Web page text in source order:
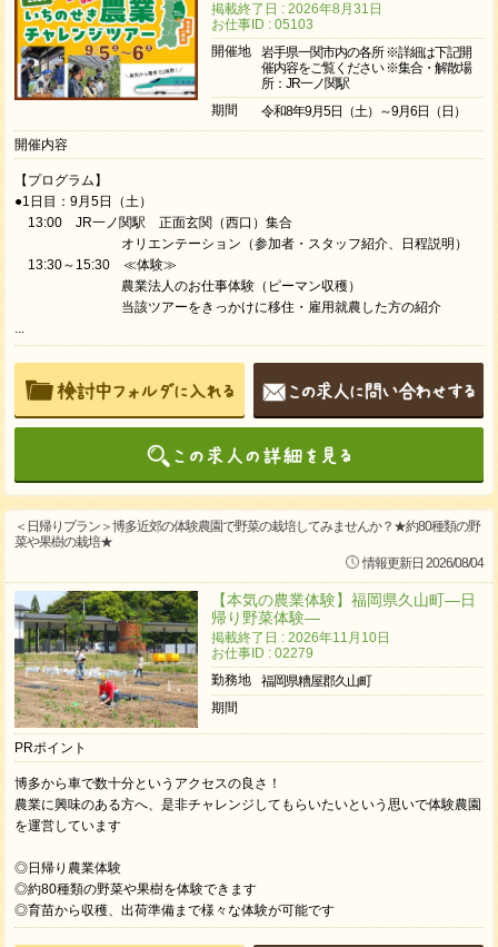
掲載終了日 : 2026年8月31日
お仕事ID : 05103
開催地
岩手県一関市内の各所 ※詳細は下記開
催内容をご覧ください ※集合・解散場
所：JR一ノ関駅
期間
令和8年9月5日（土）～9月6日（日）
開催内容
【プログラム】
●1日目：9月5日（土）
13:00 JR一ノ関駅 正面玄関（西口）集合
オリエンテーション（参加者・スタッフ紹介、日程説明）
13:30～15:30 ≪体験≫
農業法人のお仕事体験（ピーマン収穫）
当該ツアーをきっかけに移住・雇用就農した方の紹介
...
＜日帰りプラン＞博多近郊の体験農園で野菜の栽培してみませんか？★約80種類の野
菜や果樹の栽培★
情報更新日 2026/08/04
【本気の農業体験】福岡県久山町―日
帰り野菜体験―
掲載終了日 : 2026年11月10日
お仕事ID : 02279
勤務地
福岡県糟屋郡久山町
期間
PRポイント
博多から車で数十分というアクセスの良さ！
農業に興味のある方へ、是非チャレンジしてもらいたいという思いで体験農園
を運営しています
◎日帰り農業体験
◎約80種類の野菜や果樹を体験できます
◎育苗から収穫、出荷準備まで様々な体験が可能です